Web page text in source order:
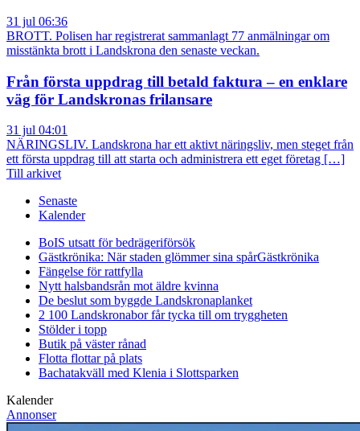
31 jul 06:36
BROTT. Polisen har registrerat sammanlagt 77 anmälningar om
misstänkta brott i Landskrona den senaste veckan.
Från första uppdrag till betald faktura – en enklare
väg för Landskronas frilansare
31 jul 04:01
NÄRINGSLIV. Landskrona har ett aktivt näringsliv, men steget från
ett första uppdrag till att starta och administrera ett eget företag […]
Till arkivet
Senaste
Kalender
BoIS utsatt för bedrägeriförsök
Gästkrönika: När staden glömmer sina spårGästkrönika
Fängelse för rattfylla
Nytt halsbandsrån mot äldre kvinna
De beslut som byggde Landskronaplanket
2 100 Landskronabor får tycka till om tryggheten
Stölder i topp
Butik på väster rånad
Flotta flottar på plats
Bachatakväll med Klenia i Slottsparken
Kalender
Annonser